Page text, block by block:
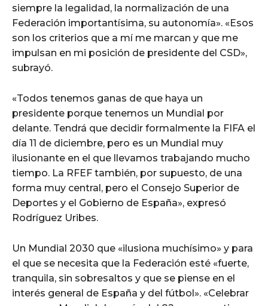
siempre la legalidad, la normalización de una
Federación importantísima, su autonomía». «Esos
son los criterios que a mí me marcan y que me
impulsan en mi posición de presidente del CSD»,
subrayó.
«Todos tenemos ganas de que haya un
presidente porque tenemos un Mundial por
delante. Tendrá que decidir formalmente la FIFA el
día 11 de diciembre, pero es un Mundial muy
ilusionante en el que llevamos trabajando mucho
tiempo. La RFEF también, por supuesto, de una
forma muy central, pero el Consejo Superior de
Deportes y el Gobierno de España», expresó
Rodríguez Uribes.
Un Mundial 2030 que «ilusiona muchísimo» y para
el que se necesita que la Federación esté «fuerte,
tranquila, sin sobresaltos y que se piense en el
interés general de España y del fútbol». «Celebrar